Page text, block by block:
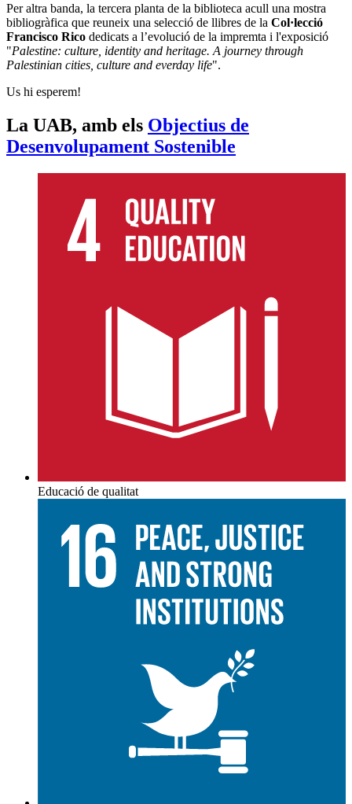
Per altra banda, la tercera planta de la biblioteca acull una mostra
bibliogràfica que reuneix una selecció de llibres de la Col·lecció
Francisco Rico dedicats a l’evolució de la impremta i l'exposició
"Palestine: culture, identity and heritage. A journey through
Palestinian cities, culture and everday life".
Us hi esperem!
La UAB, amb els Objectius de
Desenvolupament Sostenible
Educació de qualitat